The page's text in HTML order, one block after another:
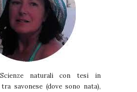
naturali con tesi in
savonese (dove sono nata),